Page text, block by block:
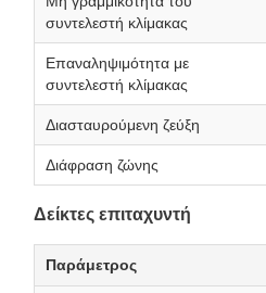
συντελεστή κλίμακας
Επαναληψιμότητα με
συντελεστή κλίμακας
Διασταυρούμενη ζεύξη
Διάφραση ζώνης
Δείκτες επιταχυντή
Παράμετρος